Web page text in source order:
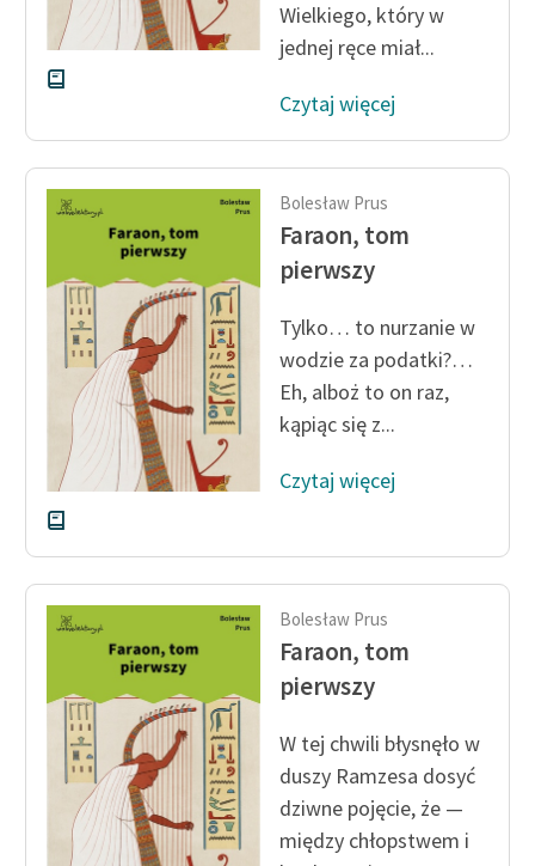
Polityka prywatności
Regulamin biblioteki
sprawozdania finansowe
Regulamin darowizn
Informacja o treściach
Deklaracja dostępności
Wielkiego, który w
jednej ręce miał...
Czytaj więcej
Bolesław Prus
Faraon, tom
pierwszy
Tylko… to nurzanie w
wodzie za podatki?…
Eh, alboż to on raz,
kąpiąc się z...
Czytaj więcej
Bolesław Prus
Faraon, tom
pierwszy
W tej chwili błysnęło w
duszy Ramzesa dosyć
dziwne pojęcie, że —
między chłopstwem i